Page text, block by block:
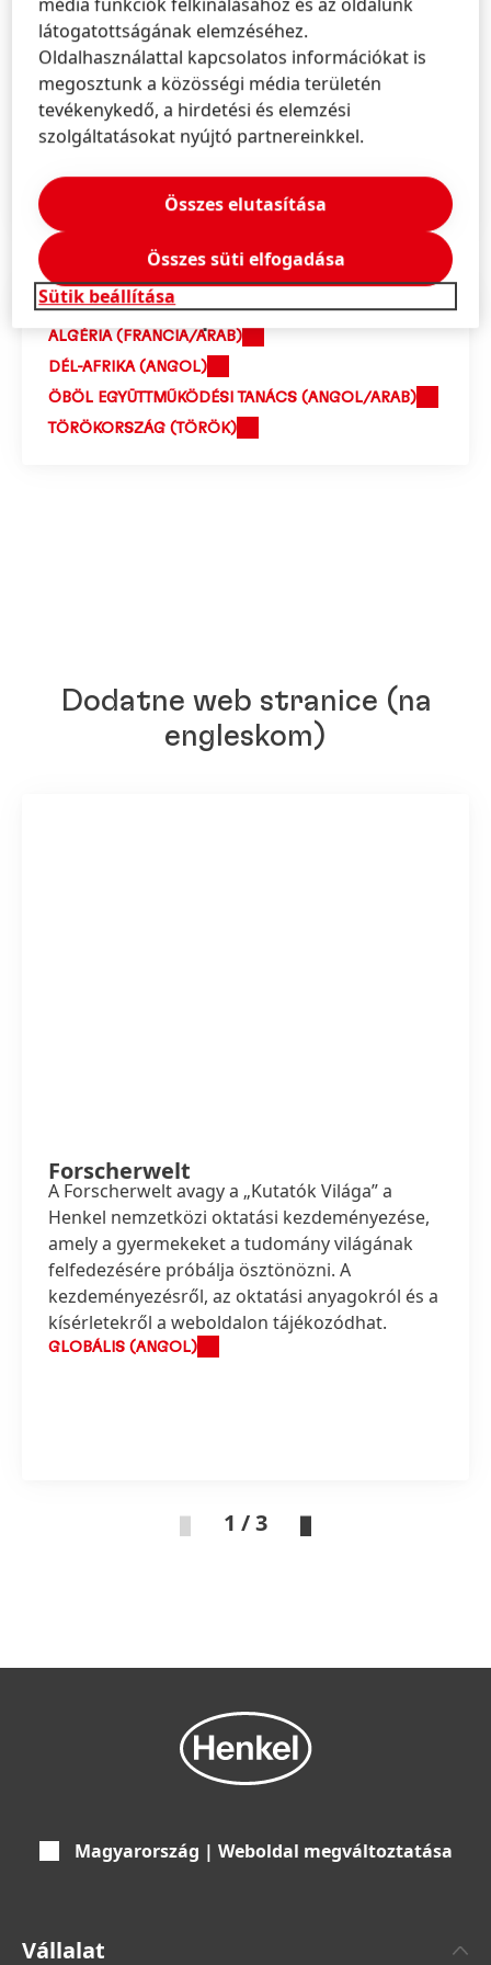
INDIA (ANGOL)
INDONÉZIA (ANGOL/INDONÉZ)
JAPÁN (JAPÁN)
KOREA (KOREAI)
SZÁRAZFÖLDI KÍNA (KÍNAI)
THAIFÖLD (THAI)
Afrika és Közép-Kelet
ALGÉRIA (FRANCIA/ARAB)
DÉL-AFRIKA (ANGOL)
ÖBÖL EGYÜTTMŰKÖDÉSI TANÁCS (ANGOL/ARAB)
TÖRÖKORSZÁG (TÖRÖK)
Dodatne web stranice (na
engleskom)
Forscherwelt
A Forscherwelt avagy a „Kutatók Világa” a
Henkel nemzetközi oktatási kezdeményezése,
amely a gyermekeket a tudomány világának
felfedezésére próbálja ösztönözni. A
kezdeményezésről, az oktatási anyagokról és a
kísérletekről a weboldalon tájékozódhat.
GLOBÁLIS (ANGOL)
1 / 3
Magyarország | Weboldal megváltoztatása
Vállalat
média funkciók felkínálásához és az oldalunk
látogatottságának elemzéséhez.
Oldalhasználattal kapcsolatos információkat is
megosztunk a közösségi média területén
tevékenykedő, a hirdetési és elemzési
szolgáltatásokat nyújtó partnereinkkel.
Sütik beállítása
Összes elutasítása
Összes süti elfogadása